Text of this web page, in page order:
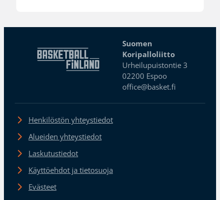
Suomen
Koripalloliitto
Urheilupuistontie 3
02200 Espoo
office@basket.fi
Henkilöstön yhteystiedot
Alueiden yhteystiedot
Laskutustiedot
Käyttöehdot ja tietosuoja
Evästeet